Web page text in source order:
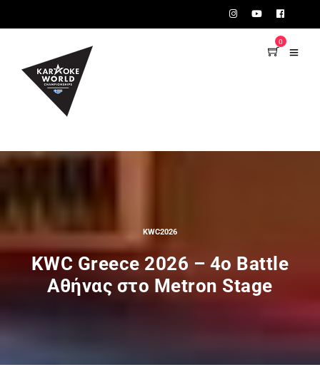
0
KWC2026
KWC Greece 2026 – 4ο Battle
Αθήνας στο Metron Stage